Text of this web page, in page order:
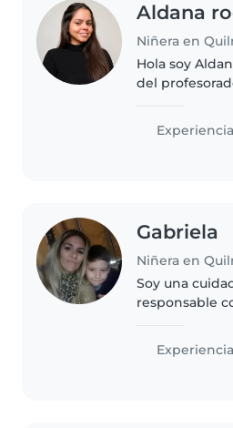
Aldana
Niñera en
Hola soy
del
de niños en
primos e hijos
Gabriela
Niñera en
Soy una
responsable
niños de
preescolares
Soy una